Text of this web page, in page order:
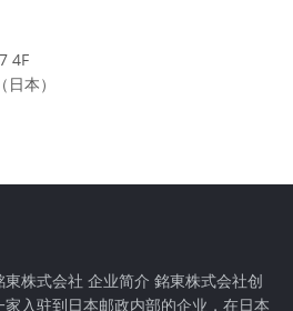
4F
本）
株式会社 企业简介 銘東株式会社创
入驻到日本邮政内部的企业，在日本